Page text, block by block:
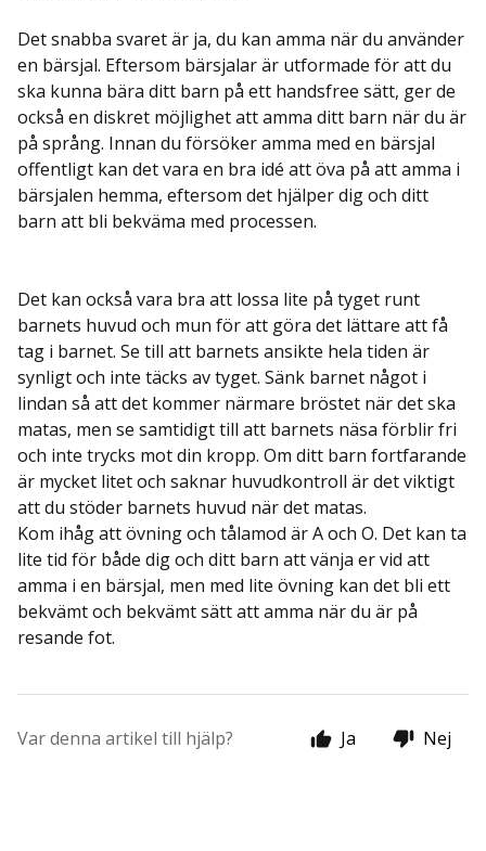
Det snabba svaret är ja, du kan amma när du använder
en bärsjal. Eftersom bärsjalar är utformade för att du
ska kunna bära ditt barn på ett handsfree sätt, ger de
också en diskret möjlighet att amma ditt barn när du är
på språng. Innan du försöker amma med en bärsjal
offentligt kan det vara en bra idé att öva på att amma i
bärsjalen hemma, eftersom det hjälper dig och ditt
barn att bli bekväma med processen.
Det kan också vara bra att lossa lite på tyget runt
barnets huvud och mun för att göra det lättare att få
tag i barnet. Se till att barnets ansikte hela tiden är
synligt och inte täcks av tyget. Sänk barnet något i
lindan så att det kommer närmare bröstet när det ska
matas, men se samtidigt till att barnets näsa förblir fri
och inte trycks mot din kropp. Om ditt barn fortfarande
är mycket litet och saknar huvudkontroll är det viktigt
att du stöder barnets huvud när det matas.
Kom ihåg att övning och tålamod är A och O. Det kan ta
lite tid för både dig och ditt barn att vänja er vid att
amma i en bärsjal, men med lite övning kan det bli ett
bekvämt och bekvämt sätt att amma när du är på
resande fot.
Var denna artikel till hjälp? Ja Nej